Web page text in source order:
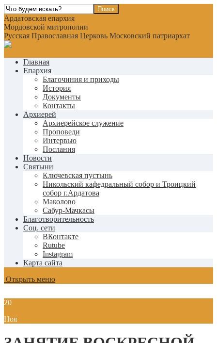
Ардатовская епархия
Мордовской митрополии
Русская Православная Церковь Московский патриархат
Главная
Епархия
Благочиния и приходы
История
Документы
Контакты
Архиерей
Архиерейское служение
Проповеди
Интервью
Послания
Новости
Святыни
Ключевская пустынь
Никольский кафедральный собор и Троицкий
собор г.Ардатова
Маколово
Сабур-Мачкасы
Благотворительность
Соц. сети
ВКонтакте
Rutube
Instagram
Карта сайта
Открыть меню
20
Ноя